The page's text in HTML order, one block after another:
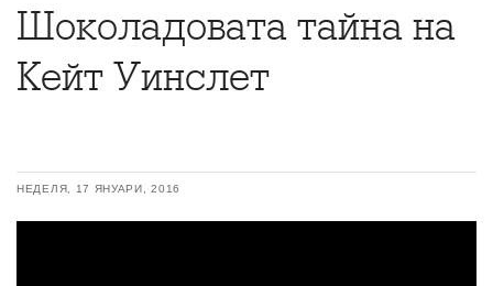
Шоколадовата тайна на
Кейт Уинслет
НЕДЕЛЯ, 17 ЯНУАРИ, 2016